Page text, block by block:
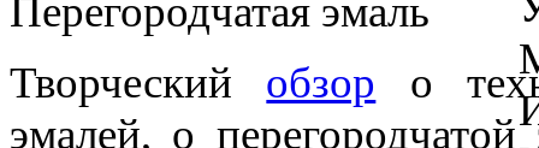
Перегородчатая эмаль
Творческий обзор о
эмалей, о